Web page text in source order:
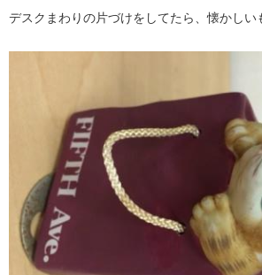
デスクまわりの片づけをしてたら、懐かしい